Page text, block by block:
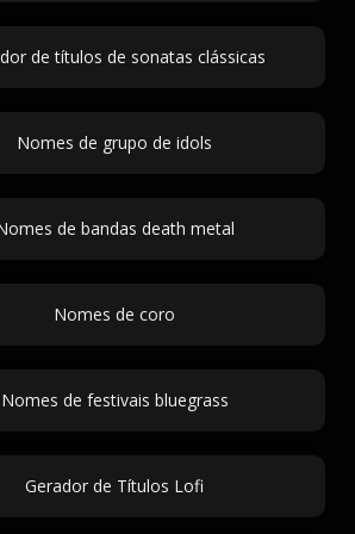
de títulos de sonatas clássicas
Nomes de grupo de idols
de bandas death metal
Nomes de coro
Nomes de festivais bluegrass
Gerador de Títulos Lofi